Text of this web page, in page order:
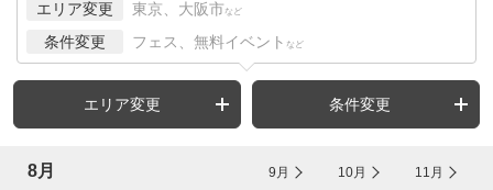
エリア変更 東京、大阪市 など
条件変更 フェス、無料イベント など
エリア変更 条件変更
8月 9月 10月 11月